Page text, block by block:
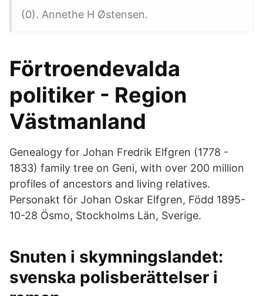
(0). Annethe H Østensen.
Förtroendevalda
politiker - Region
Västmanland
Genealogy for Johan Fredrik Elfgren (1778 -
1833) family tree on Geni, with over 200 million
profiles of ancestors and living relatives.
Personakt för Johan Oskar Elfgren, Född 1895-
10-28 Ösmo, Stockholms Län, Sverige.
Snuten i skymningslandet:
svenska polisberättelser i